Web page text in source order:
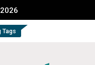
Tags